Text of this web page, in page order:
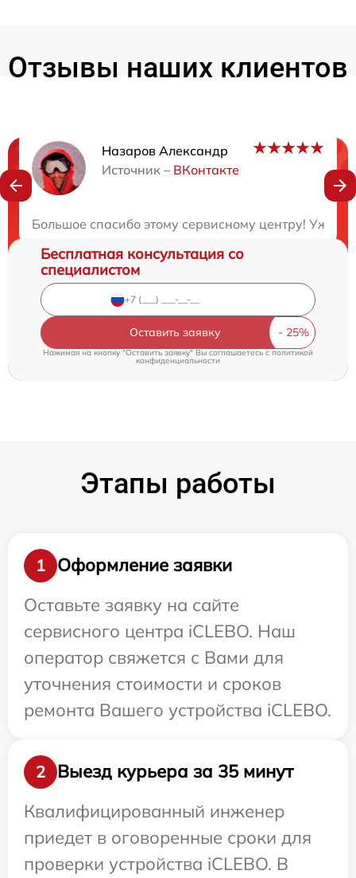
Отзывы наших клиентов
Назаров Александр
Источник – ВКонтакте
Большое спасибо этому сервисному центру! Уже
Нужна консультация?
Бесплатная консультация со
специалистом
Оставить заявку
Нажимая на кнопку "Оставить заявку" Вы соглашаетесь cполитикой
конфиденциальности
Этапы работы
1
Оформление заявки
Оставьте заявку на сайте
сервисного центра iCLEBO. Наш
оператор свяжется с Вами для
уточнения стоимости и сроков
ремонта Вашего устройства iCLEBO.
2
Выезд курьера за 35 минут
Квалифицированный инженер
приедет в оговоренные сроки для
проверки устройства iCLEBO. В